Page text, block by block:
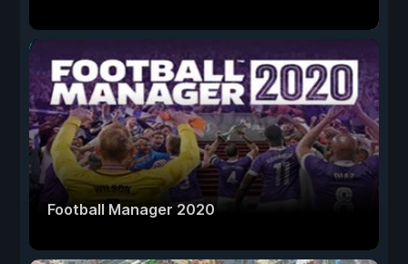
Football Manager 2020